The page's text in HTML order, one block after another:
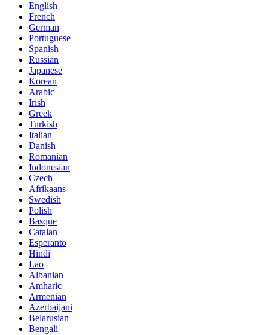
English
French
German
Portuguese
Spanish
Russian
Japanese
Korean
Arabic
Irish
Greek
Turkish
Italian
Danish
Romanian
Indonesian
Czech
Afrikaans
Swedish
Polish
Basque
Catalan
Esperanto
Hindi
Lao
Albanian
Amharic
Armenian
Azerbaijani
Belarusian
Bengali